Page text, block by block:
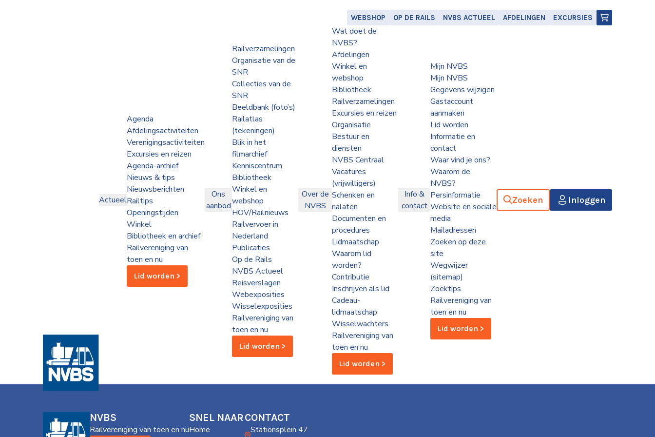
WEBSHOP OP DE RAILS NVBS ACTUEEL AFDELINGEN EXCURSIES
Actueel
Agenda
Afdelingsactiviteiten
Verenigingsactiviteiten
Excursies en reizen
Agenda-archief
Nieuws & tips
Nieuwsberichten
Railtips
Openingstijden
Winkel
Bibliotheek en archief
Railvereniging van
toen en nu
Lid worden >
Ons
aanbod
Railverzamelingen
Organisatie van de
SNR
Collecties van de
SNR
Beeldbank (foto’s)
Railatlas
(tekeningen)
Blik in het
filmarchief
Kenniscentrum
Bibliotheek
Winkel en
webshop
HOV/Railnieuws
Railvervoer in
Nederland
Publicaties
Op de Rails
NVBS Actueel
Reisverslagen
Webexposities
Wisselexposities
Railvereniging van
toen en nu
Lid worden >
Over de
NVBS
Wat doet de
NVBS?
Afdelingen
Winkel en
webshop
Bibliotheek
Railverzamelingen
Excursies en reizen
Organisatie
Bestuur en
diensten
NVBS Centraal
Vacatures
(vrijwilligers)
Schenken en
nalaten
Documenten en
procedures
Lidmaatschap
Waarom lid
worden?
Contributie
Inschrijven als lid
Cadeau-
lidmaatschap
Wisselwachters
Railvereniging van
toen en nu
Lid worden >
Info &
contact
Mijn NVBS
Mijn NVBS
Gegevens wijzigen
Gastaccount
aanmaken
Lid worden
Informatie en
contact
Waar vind je ons?
Waarom de
NVBS?
Persinformatie
Website en sociale
media
Mailadressen
Zoeken op deze
site
Wegwijzer
(sitemap)
Zoektips
Railvereniging van
toen en nu
Lid worden >
Zoeken Inloggen
NVBS
Railvereniging van toen en nu
SNEL NAAR
Home
CONTACT
Stationsplein 47